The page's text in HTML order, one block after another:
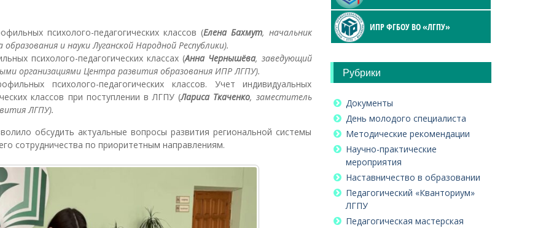
психолого-педагогических классов (Елена Бахмут, начальник
и науки Луганской Народной Республики).
психолого-педагогических классах (Анна Чернышёва, заведующий
организациями Центра развития образования ИПР ЛГПУ).
психолого-педагогических классов. Учет индивидуальных
классов при поступлении в ЛГПУ (Лариса Ткаченко, заместитель
ЛГПУ).
обсудить актуальные вопросы развития региональной системы
сотрудничества по приоритетным направлениям.
ИПР ФГБОУ ВО «ЛГПУ»
Рубрики
Документы
День молодого специалиста
Методические рекомендации
Научно-практические
мероприятия
Наставничество в образовании
Педагогический «Кванториум»
ЛГПУ
Педагогическая мастерская